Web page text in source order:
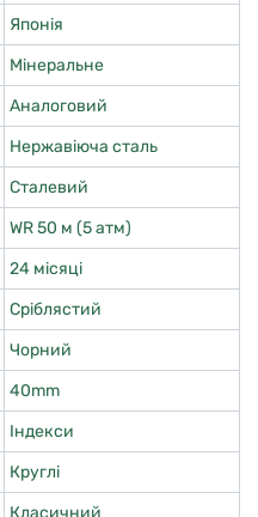
Японія
Мінеральне
Аналоговий
Нержавіюча сталь
Сталевий
WR 50 м (5 атм)
24 місяці
Сріблястий
Чорний
40mm
Індекси
Круглі
Класичний